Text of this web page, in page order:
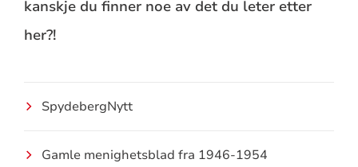
kanskje du finner noe av det du leter etter
her?!
SpydebergNytt
Gamle menighetsblad fra 1946-1954